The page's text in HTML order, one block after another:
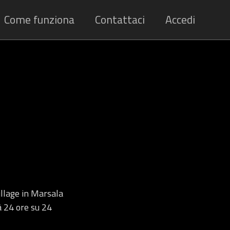
Come funziona Contattaci Accedi
in Marsala
ore su 24